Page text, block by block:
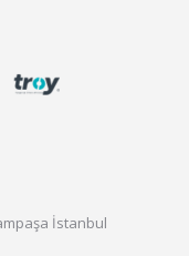
İstanbul